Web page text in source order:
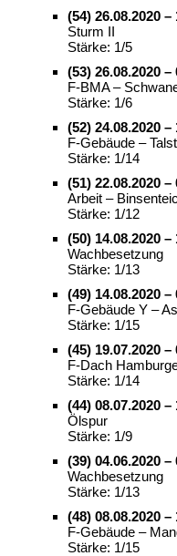
(54) 26.08.2020
Sturm II
Stärke: 1/5
(53) 26.08.2020
F-BMA –
Stärke: 1/6
(52) 24.08.2020
F-Gebäude –
Stärke: 1/14
(51) 22.08.2020
Arbeit –
Stärke: 1/12
(50) 14.08.2020
Wachbesetzung
Stärke: 1/13
(49) 14.08.2020
F-Gebäude Y –
Stärke: 1/15
(45) 19.07.2020
F-Dach
Stärke: 1/14
(44) 08.07.2020
Ölspur
Stärke: 1/9
(39) 04.06.2020
Wachbesetzung
Stärke: 1/13
(48) 08.08.2020
F-Gebäude –
Stärke: 1/15